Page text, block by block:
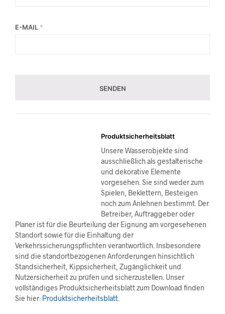
E-MAIL *
Produktsicherheitsblatt
Unsere Wasserobjekte sind
ausschließlich als gestalterische
und dekorative Elemente
vorgesehen. Sie sind weder zum
Spielen, Beklettern, Besteigen
noch zum Anlehnen bestimmt. Der
Betreiber, Auftraggeber oder
Planer ist für die Beurteilung der Eignung am vorgesehenen
Standort sowie für die Einhaltung der
Verkehrssicherungspflichten verantwortlich. Insbesondere
sind die standortbezogenen Anforderungen hinsichtlich
Standsicherheit, Kippsicherheit, Zugänglichkeit und
Nutzersicherheit zu prüfen und sicherzustellen. Unser
vollständiges Produktsicherheitsblatt zum Download finden
Sie hier: Produktsicherheitsblatt